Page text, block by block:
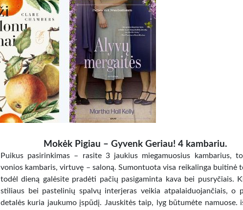
Mokėk Pigiau – Gyvenk Geriau! 4 kambariu.
Puikus pasirinkimas – rasite 3 jaukius miegamuosius kambarius,
vonios kambaris, virtuvę – saloną. Sumontuota visa reikalinga buitinė
todėl dieną galėsite pradėti pačių pasigaminta kava bei pusryčiais.
stiliaus bei pastelinių spalvų interjeras veikia atpalaiduojančiais, o
detalės kuria jaukumo įspūdį. Jauskitės taip, lyg būtumėte namuose.